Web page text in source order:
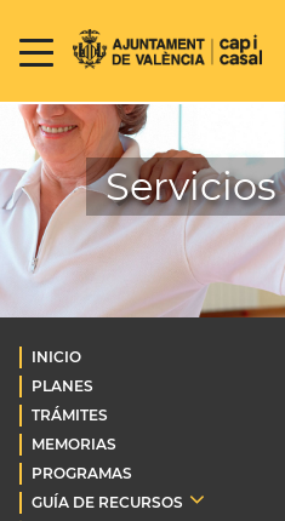
INICIO
PLANES
TRÁMITES
MEMORIAS
PROGRAMAS
GUÍA DE RECURSOS